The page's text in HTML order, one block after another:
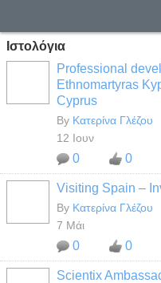
Ιστολόγια
Professional
Ethnomartyras
Cyprus
By Κατερίνα Γλέζου
12 Ιουν
0 0
Visiting Spain –
By Κατερίνα Γλέζου
7 Μάι
0 0
Scientix